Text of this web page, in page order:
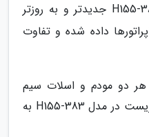
خوب معینات مودم هواوی H155-383 جدیدتر و به روزتر
2023 و 2024 به اپراتورها داده شده و تفاوت
دو مودم و اسلات سیم
کارت مشاهده می گردد. کلید ریست در مدل H155-383 به